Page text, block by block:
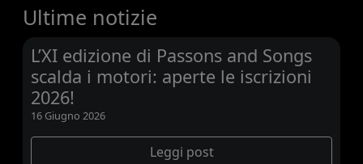
Ultime notizie
L’XI edizione di Passons and Songs
scalda i motori: aperte le iscrizioni
2026!
16 Giugno 2026
Leggi post